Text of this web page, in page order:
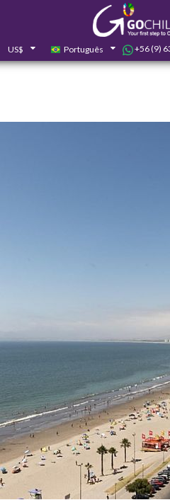
US$ Português +56 (9)